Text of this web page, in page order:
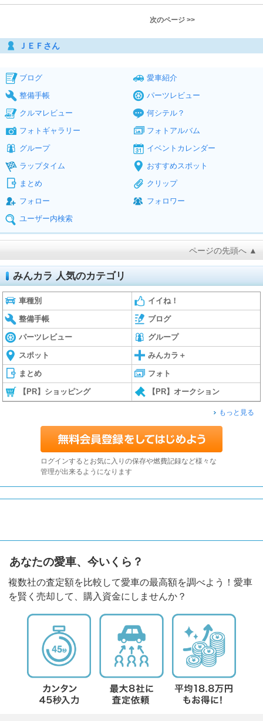
次のページ >>
ＪＥＦさん
ブログ
愛車紹介
整備手帳
パーツレビュー
クルマレビュー
何シテル？
フォトギャラリー
フォトアルバム
グループ
イベントカレンダー
ラップタイム
おすすめスポット
まとめ
クリップ
フォロー
フォロワー
ユーザー内検索
ページの先頭へ ▲
みんカラ 人気のカテゴリ
車種別 イイね！
整備手帳 ブログ
パーツレビュー グループ
スポット みんカラ＋
まとめ フォト
【PR】ショッピング 【PR】オークション
もっと見る
ログインするとお気に入りの保存や燃費記録など様々な
管理が出来るようになります
あなたの愛車、今いくら？
複数社の査定額を比較して愛車の最高額を調べよう！愛車
を賢く売却して、購入資金にしませんか？